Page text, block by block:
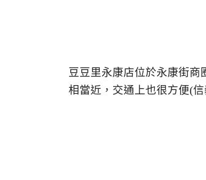
豆豆里永康店位於永康街商
相當近，交通上也很方便(